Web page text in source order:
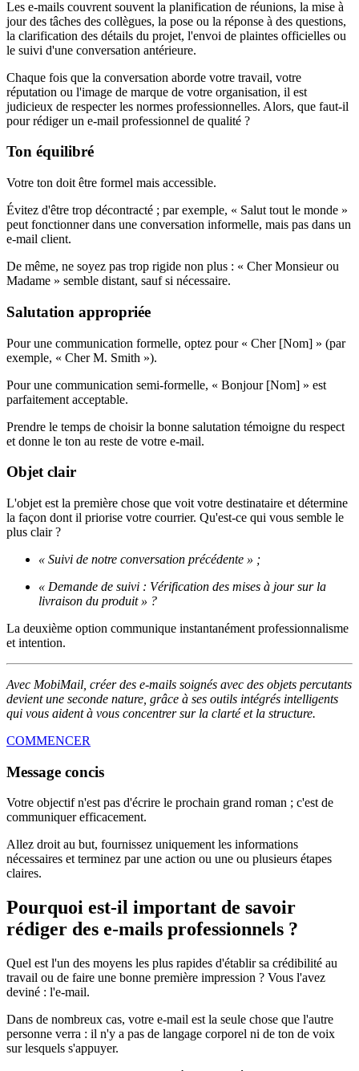
Les e-mails couvrent souvent la planification de réunions, la mise à
jour des tâches des collègues, la pose ou la réponse à des questions,
la clarification des détails du projet, l'envoi de plaintes officielles ou
le suivi d'une conversation antérieure.
Chaque fois que la conversation aborde votre travail, votre
réputation ou l'image de marque de votre organisation, il est
judicieux de respecter les normes professionnelles. Alors, que faut-il
pour rédiger un e-mail professionnel de qualité ?
Ton équilibré
Votre ton doit être formel mais accessible.
Évitez d'être trop décontracté ; par exemple, « Salut tout le monde »
peut fonctionner dans une conversation informelle, mais pas dans un
e-mail client.
De même, ne soyez pas trop rigide non plus : « Cher Monsieur ou
Madame » semble distant, sauf si nécessaire.
Salutation appropriée
Pour une communication formelle, optez pour « Cher [Nom] » (par
exemple, « Cher M. Smith »).
Pour une communication semi-formelle, « Bonjour [Nom] » est
parfaitement acceptable.
Prendre le temps de choisir la bonne salutation témoigne du respect
et donne le ton au reste de votre e-mail.
Objet clair
L'objet est la première chose que voit votre destinataire et détermine
la façon dont il priorise votre courrier. Qu'est-ce qui vous semble le
plus clair ?
« Suivi de notre conversation précédente » ;
« Demande de suivi : Vérification des mises à jour sur la
livraison du produit » ?
La deuxième option communique instantanément professionnalisme
et intention.
Avec MobiMail, créer des e-mails soignés avec des objets percutants
devient une seconde nature, grâce à ses outils intégrés intelligents
qui vous aident à vous concentrer sur la clarté et la structure.
COMMENCER
Message concis
Votre objectif n'est pas d'écrire le prochain grand roman ; c'est de
communiquer efficacement.
Allez droit au but, fournissez uniquement les informations
nécessaires et terminez par une action ou une ou plusieurs étapes
claires.
Pourquoi est-il important de savoir
rédiger des e-mails professionnels ?
Quel est l'un des moyens les plus rapides d'établir sa crédibilité au
travail ou de faire une bonne première impression ? Vous l'avez
deviné : l'e-mail.
Dans de nombreux cas, votre e-mail est la seule chose que l'autre
personne verra : il n'y a pas de langage corporel ni de ton de voix
sur lesquels s'appuyer.